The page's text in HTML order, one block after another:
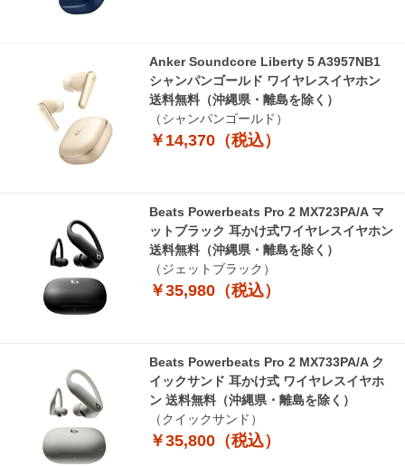
Anker Soundcore Liberty 5 A3957NB1
シャンパンゴールド ワイヤレスイヤホン
送料無料（沖縄県・離島を除く）
（シャンパンゴールド）
￥14,370（税込）
Beats Powerbeats Pro 2 MX723PA/A マ
ットブラック 耳かけ式ワイヤレスイヤホン
送料無料（沖縄県・離島を除く）
（ジェットブラック）
￥35,980（税込）
Beats Powerbeats Pro 2 MX733PA/A ク
イックサンド 耳かけ式 ワイヤレスイヤホ
ン 送料無料（沖縄県・離島を除く）
（クイックサンド）
￥35,800（税込）